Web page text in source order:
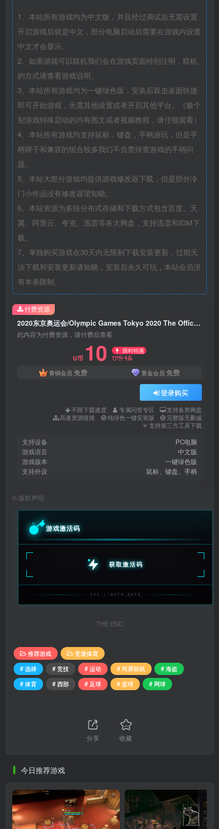
1、本站所有游戏均为中文版，并且经过调试后无需设置
开启游戏后就是中文，部分电脑启动后需要在游戏内设置
中文才会显示。
2、如果游戏可以联机我们会在游戏页面特别注明，联机
的方式请查看游戏说明。
3、本站所有游戏均为一键绿色版，安装后双击桌面快捷
即可开始游戏，无需其他设置或者开启其他平台。（极个
别游戏特殊启动的均有图文或者视频教程，请仔细观看）
4、本站所有游戏均支持鼠标，键盘，手柄游玩，但是手
柄牌子和兼容的组合较多我们不负责排查游戏的手柄问
题。
5、本站大部分游戏均提供游戏修改器下载，但是部分冷
门小作品没有修改器望知晓。
6、本站资源为多段分布式存储和下载方式包含百度、天
翼、阿里云、夸克、迅雷等各大网盘，支持迅雷和IDM下
载。
7、单独购买游戏在30天内无限制下载安装更新，过期无
法下载和安装更新请知晓，安装后永久可玩，本站会员没
有本条限制。
2020东京奥运会/Olympic Games Tokyo 2020 The Official Video Game(独家支持同屏联机)
此内容为付费资源，请付费后查看
U币 10 限时特惠
U币15
青铜会员 免费 黄金会员 免费
登录购买
不限下载速度 专属问答专区
支持各类网盘
高速资源链接
纯绿色一键安装版
完整版无删减
支持第三方工具下载
支持设备
PC电脑
游戏语言
中文版
游戏版本
一键绿色版
支持外设
鼠标、键盘、手柄
付费资源
© 版权声明
游戏激活码
获取激活码
SYS://AUTH.GATE
THE END
推荐游戏
竞速体育
# 选择
# 竞技 # 运动 # 同屏联机
# 海盗
# 体育
# 西部 # 足球 # 篮球 # 网球
分享 收藏
今日推荐游戏